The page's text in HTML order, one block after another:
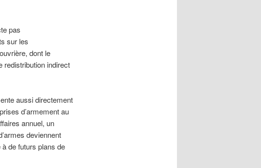
pas
sur les
dont le
redistribution indirect
aussi directement
d’armement au
annuel, un
deviennent
de futurs plans de